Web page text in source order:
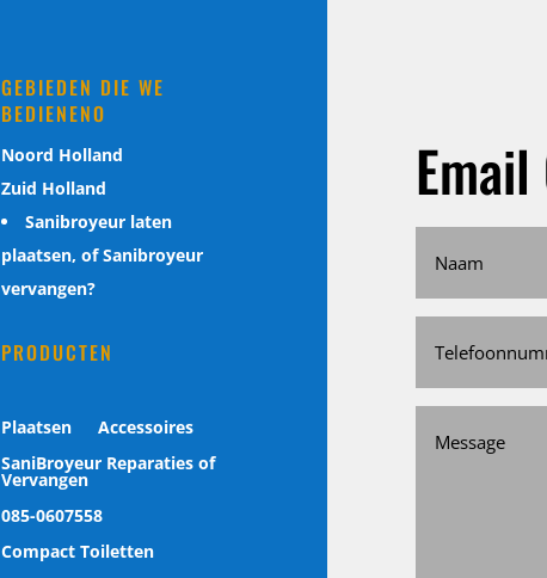
GEBIEDEN DIE WE
BEDIENENO
Noord Holland
Zuid Holland
Sanibroyeur laten
plaatsen, of Sanibroyeur
vervangen?
PRODUCTEN
Plaatsen
Accessoires
SaniBroyeur Reparaties of
Vervangen
085-0607558
Compact Toiletten
Email